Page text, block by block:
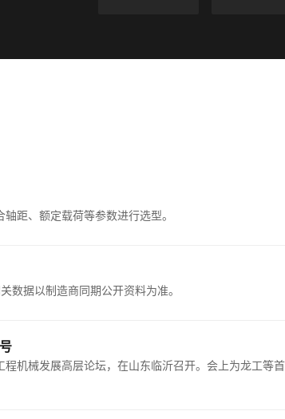
距、额定载荷等参数进行选型。
数据以制造商同期公开资料为准。
机械发展高层论坛，在山东临沂召开。会上为龙工等